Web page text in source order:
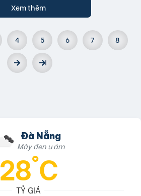
Xem thêm
4 5 6 7 8
Đà Nẵng
Mây đen u ám
28°C
TỶ GIÁ